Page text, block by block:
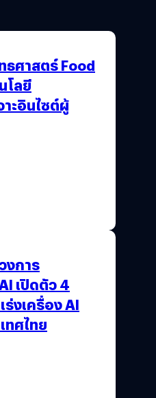
ธศาสตร์ Food
โลยี
ะอินไซต์ผู้
งการ
เปิดตัว 4
งเครื่อง AI
ทศไทย